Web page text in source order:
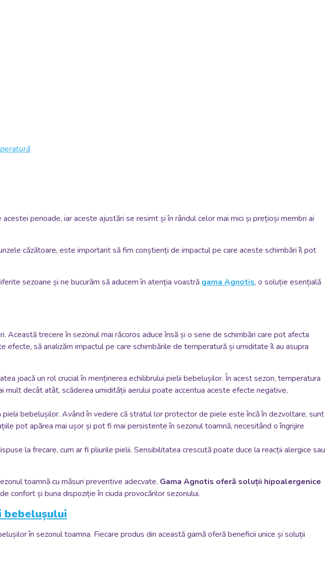
perioade, iar aceste ajustări se resimt și în rândul celor mai mici și prețioși membri ai
căzătoare, este important să fim conștienți de impactul pe care aceste schimbări îl pot
sezoane și ne bucurăm să aducem în atenția voastră gama Agnotis, o soluție esențială
trecere în sezonul mai răcoros aduce însă și o serie de schimbări care pot afecta
să analizăm impactul pe care schimbările de temperatură și umiditate îl au asupra
joacă un rol crucial în menținerea echilibrului pielii bebelușilor. În acest sezon, temperatura
decât atât, scăderea umidității aerului poate accentua aceste efecte negative,
bebelușilor. Având în vedere că stratul lor protector de piele este încă în dezvoltare, sunt
pot apărea mai ușor și pot fi mai persistente în sezonul toamnă, necesitând o îngrijire
la frecare, cum ar fi pliurile pielii. Sensibilitatea crescută poate duce la reacții alergice sau
toamnă cu măsuri preventive adecvate. Gama Agnotis oferă soluții hipoalergenice
confort și buna dispoziție în ciuda provocărilor sezonului.
în sezonul toamna. Fiecare produs din această gamă oferă beneficii unice și soluții